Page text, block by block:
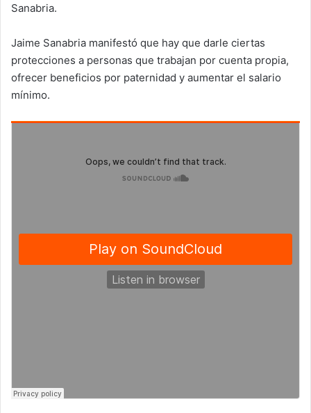
Sanabria.
Jaime Sanabria manifestó que hay que darle ciertas
protecciones a personas que trabajan por cuenta propia,
ofrecer beneficios por paternidad y aumentar el salario
mínimo.